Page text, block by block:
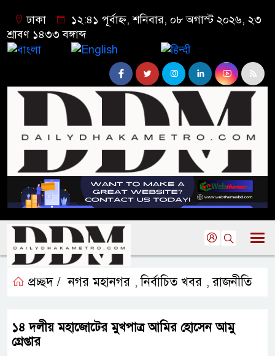
ঢাকা
১২:৪১ পূর্বাহ্ন, শনিবার, ০৮ অগাস্ট ২০২৬, ২৩
শ্রাবণ ১৪৩৩ বঙ্গাব্দ
প্রচ্ছদ / নগর মহানগর ,নির্বাচিত খবর ,রাজনীতি
১৪ দলীয় মহাজোটের মুখপাত্র আমির হোসেন আমু
গ্রেপ্তার